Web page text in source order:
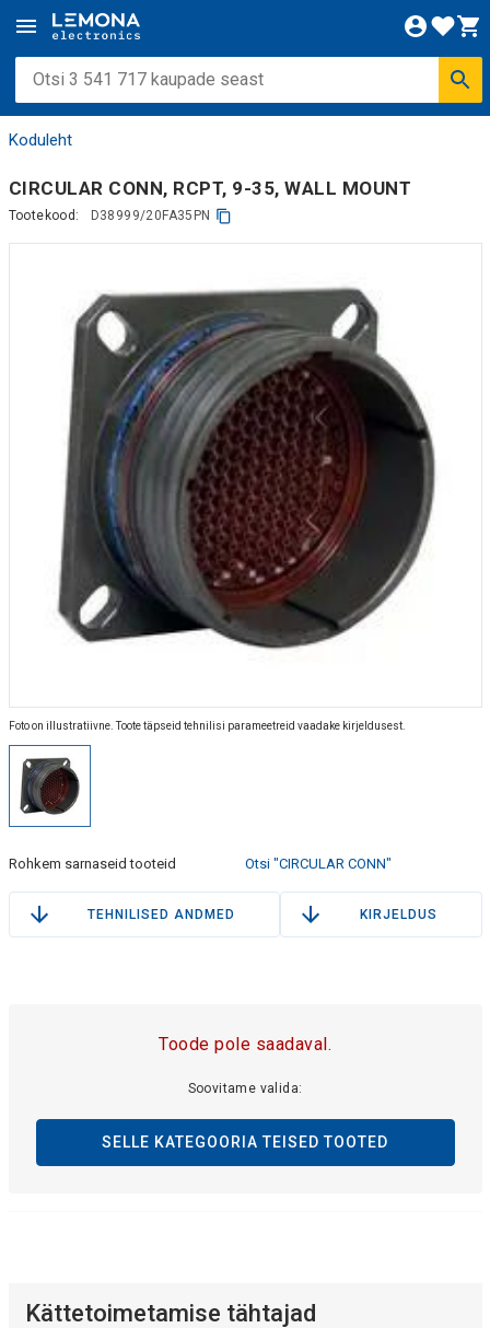
Koduleht
CIRCULAR CONN, RCPT, 9-35, WALL MOUNT
Tootekood: D38999/20FA35PN
Foto on illustratiivne. Toote täpseid tehnilisi parameetreid vaadake kirjeldusest.
Rohkem sarnaseid tooteid Otsi "CIRCULAR CONN"
TEHNILISED ANDMED KIRJELDUS
Toode pole saadaval.
Soovitame valida:
SELLE KATEGOORIA TEISED TOOTED
Kättetoimetamise tähtajad